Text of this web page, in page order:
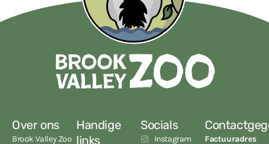
Over ons
Brook Valley Zoo
Handige
links
Socials
Instagram
Factuuradres